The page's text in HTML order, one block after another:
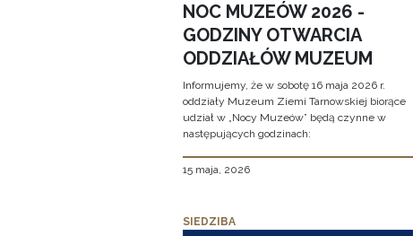
NOC MUZEÓW 2026 -
GODZINY OTWARCIA
ODDZIAŁÓW MUZEUM
Informujemy, że w sobotę 16 maja 2026 r.
oddziały Muzeum Ziemi Tarnowskiej biorące
udział w „Nocy Muzeów” będą czynne w
następujących godzinach:
15 maja, 2026
SIEDZIBA